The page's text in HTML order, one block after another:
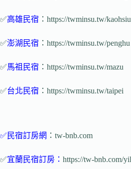
✅高雄民宿 ：https://twminsu.tw/
✅澎湖民宿 ：https://twminsu.tw/penghu
✅馬祖民宿 ：https://twminsu.tw/mazu
✅台北民宿 ：https://twminsu.tw/taipei
✅ 民宿訂房網 ：tw-bnb.com
✅宜蘭民宿訂房 ： https://tw-bnb.com/